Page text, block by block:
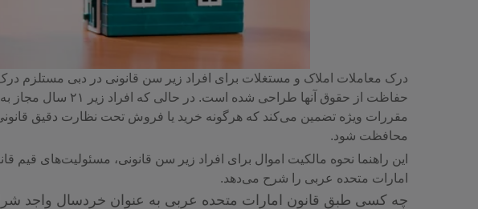
درک معاملات املاک و مستغلات برای افراد زیر سن قانونی در دبی مستلزم
حفاظت از حقوق آنها
مقررات ویژه تضمین می‌کند که هرگونه خرید یا فروش تحت نظارت دقیق قانونی
محافظت شود.
این راهنما نحوه مالکیت اموال برای افراد زیر سن قانونی، مسئولیت‌های قیم
امارات متحده عربی را شرح می‌دهد.
چه کسی طبق قانون امارات متحده عربی به عنوان خردسال واجد